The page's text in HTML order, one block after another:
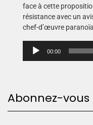
face à cette
résistance avec un
chef-d’œuvre
u
00:00
Abonnez-vous